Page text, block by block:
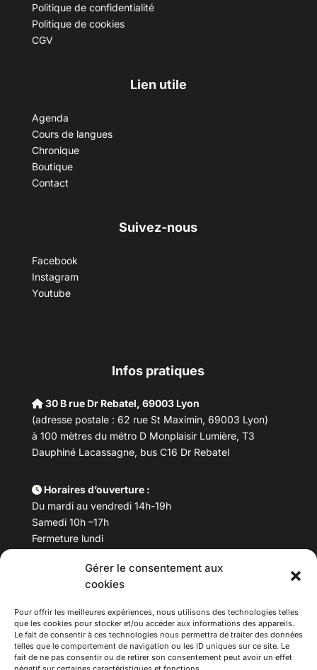
Gérer le consentement aux
cookies
Pour offrir les meilleures expériences, nous utilisons des technologies telles
que les cookies pour stocker et/ou accéder aux informations des appareils.
Le fait de consentir à ces technologies nous permettra de traiter des données
telles que le comportement de navigation ou les ID uniques sur ce site. Le
fait de ne pas consentir ou de retirer son consentement peut avoir un effet
Politique de confidentialité
Politique de cookies
CGV
Lien utile
Agenda
Cours de langues
Chronique
Boutique
Contact
Suivez-nous
Facebook
Instagram
Youtube
Infos pratiques
30 B rue Dr Rebatel, 69003 Lyon
(adresse postale : 62 rue St Maximin, 69003 Lyon)
à 100 mètres du métro D Monplaisir Lumière, T3
Dauphiné Lacassagne, bus C16 Dr Rebatel
Horaires d’ouverture :
Du mardi au vendredi 14h-19h
Samedi 10h –17h
Fermeture lundi
Téléphone : 04 78 53 06 40
maisondesculturesasiatiques@asiexpo.com